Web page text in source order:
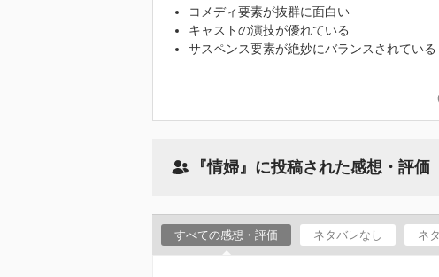
コメディ要素が抜群に面白い
キャストの演技が優れている
サスペンス要素が絶妙にバランスされている
『情婦』に投稿された感想・評価
すべての感想・評価 ネタバレなし ネ